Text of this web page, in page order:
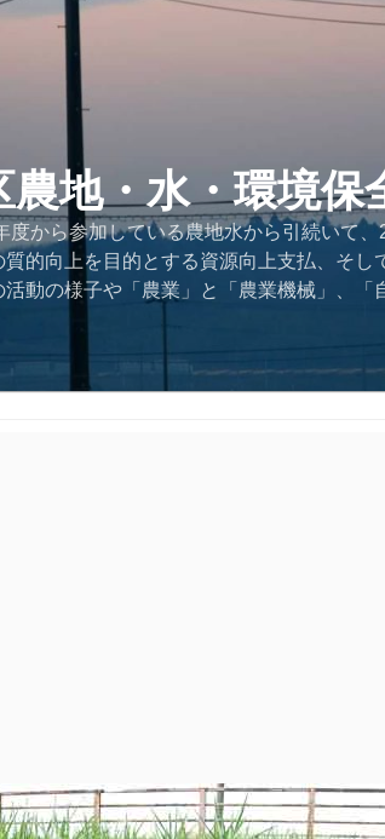
地・水・環境保
から参加している農地水から引続いて
的向上を目的とする資源向上支払、そし
動の様子や「農業」と「農業機械」、「